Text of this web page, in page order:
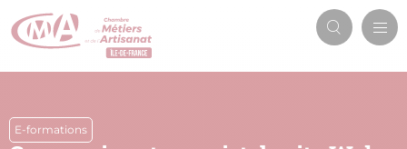
Aller
au
E-formations